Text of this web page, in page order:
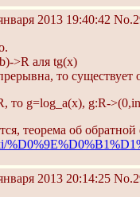
2013 19:40:42
>R аля tg(x)
то
то g=log_a(x), g:R-
теорема об
2013 20:14:25